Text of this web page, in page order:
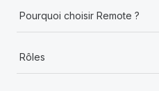
Pourquoi choisir Remote ?
Rôles